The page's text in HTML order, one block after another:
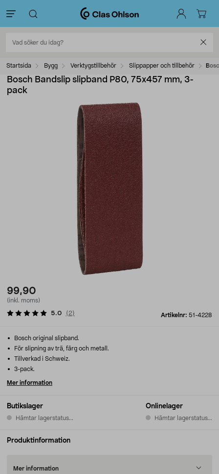
Startsida Bygg Verktygstillbehör Slippapper och tillbehör
Bosch Bandslip slipband P80, 75x457 mm, 3-
pack
99,90
(inkl. moms)
Artikelnr: 51-4228
5.0 ( 2)
Butikslager
Hämtar lagerstatus...
Onlinelager
Hämtar lagerstatus...
Bosch original slipband.
För slipning av trä, färg och metall.
Tillverkad i Schweiz.
3-pack.
Mer information
Produktinformation
Mer information